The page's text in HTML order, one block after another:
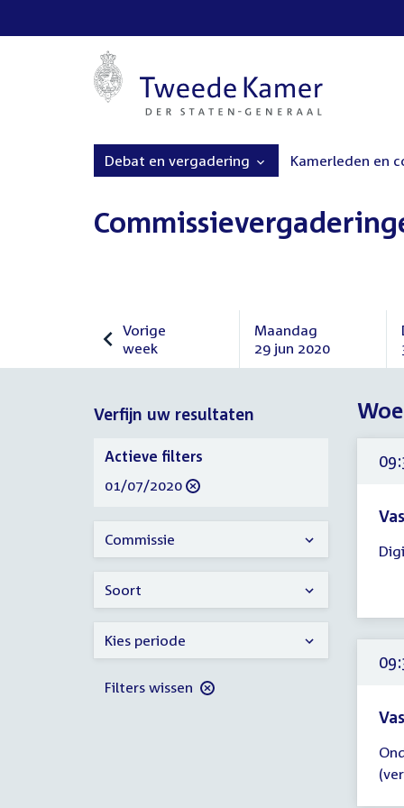
Debat en vergadering Kamerleden en
Vorige
week
Vorige
Maandag
29 jun 2020
Maandag
Verfijn uw resultaten
uur
-
Verfijn
uw
resultaten
Actieve filters
verwijder
01/07/2020
Commissie
Soort
Kies periode
Filters wissen